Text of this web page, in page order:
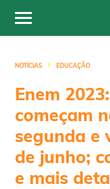
NOTÍCIAS EDUCAÇÃO
Enem
começam
segunda e
de junho;
e mais